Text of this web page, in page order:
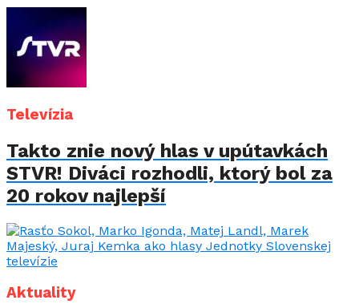
Televízia
Takto znie nový hlas v upútavkách
STVR! Diváci rozhodli, ktorý bol za
20 rokov najlepší
Aktuality